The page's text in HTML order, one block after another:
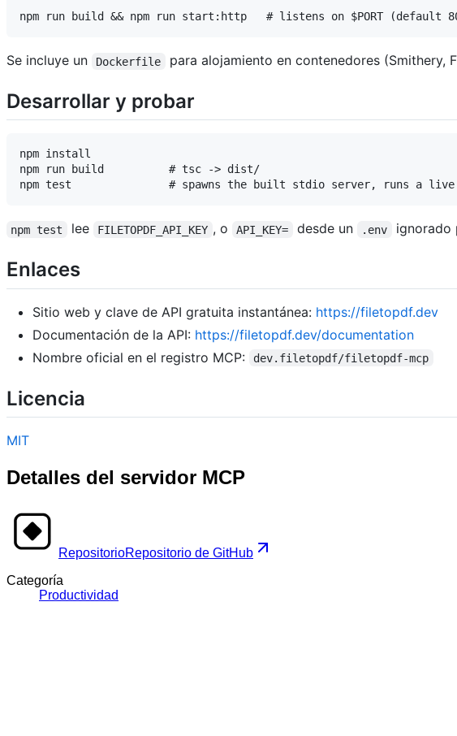
Se incluye un Dockerfile para alojamiento en contenedores (Smithery,
Desarrollar y probar
npm install
npm run build          # tsc -> dist/
npm test lee FILETOPDF_API_KEY , o API_KEY= desde un .env ignorado
Enlaces
Sitio web y clave de API gratuita instantánea: https://filetopdf.dev
Documentación de la API: https://filetopdf.dev/documentation
Nombre oficial en el registro MCP:
dev.filetopdf/filetopdf-mcp
Licencia
MIT
Detalles del servidor MCP
RepositorioRepositorio de GitHub
Categoría
Productividad